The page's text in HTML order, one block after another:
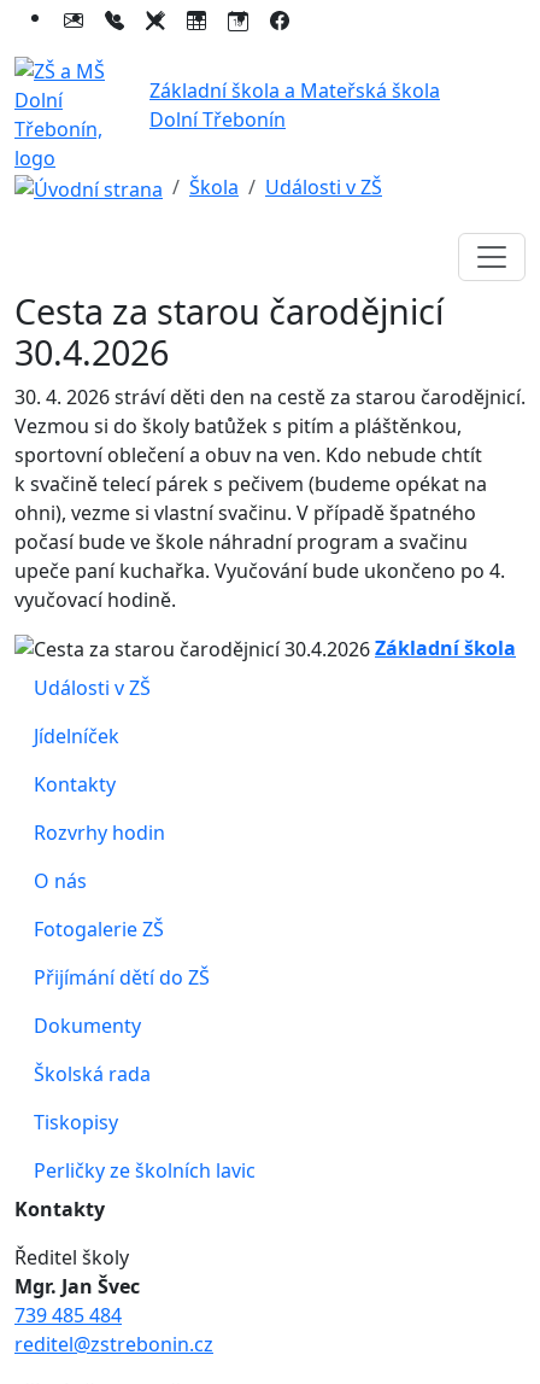
Základní škola a Mateřská škola
Dolní Třebonín
Škola Události v ZŠ
Cesta za starou čarodějnicí
30.4.2026
30. 4. 2026 stráví děti den na cestě za starou čarodějnicí.
Vezmou si do školy batůžek s pitím a pláštěnkou,
sportovní oblečení a obuv na ven. Kdo nebude chtít
k svačině telecí párek s pečivem (budeme opékat na
ohni), vezme si vlastní svačinu. V případě špatného
počasí bude ve škole náhradní program a svačinu
upeče paní kuchařka. Vyučování bude ukončeno po 4.
vyučovací hodině.
Základní škola
Události v ZŠ
Jídelníček
Kontakty
Rozvrhy hodin
O nás
Fotogalerie ZŠ
Přijímání dětí do ZŠ
Dokumenty
Školská rada
Tiskopisy
Perličky ze školních lavic
Kontakty
Ředitel školy
Mgr. Jan Švec
739 485 484
reditel@zstrebonin.cz